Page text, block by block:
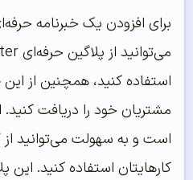
برای افزودن یک خبرنامه
استفاده کنید، همچنین از
مشتریان خود را دریافت کنید.
است و به سهولت می‌توانید
کارهایتان استفاده کنید.